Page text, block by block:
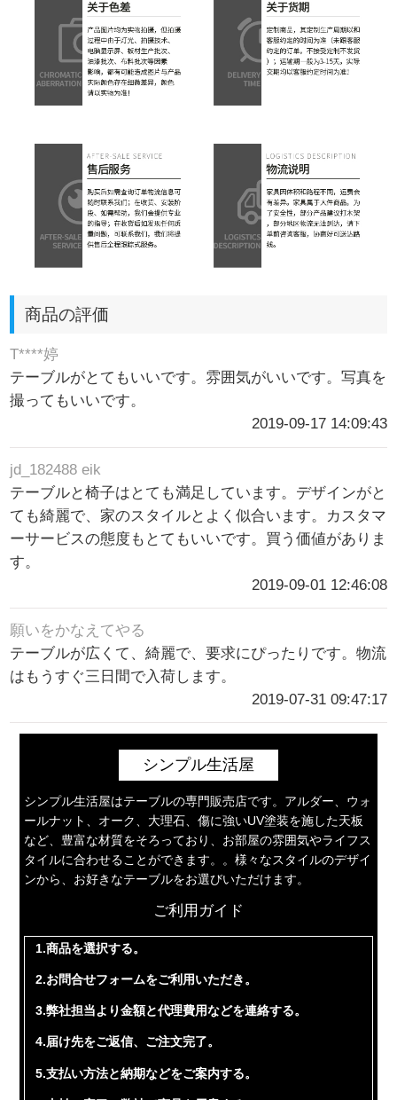
商品の評価
T****婷
テーブルがとてもいいです。雰囲気がいいです。写真を
撮ってもいいです。
2019-09-17 14:09:43
jd_182488 eik
テーブルと椅子はとても満足しています。デザインがと
ても綺麗で、家のスタイルとよく似合います。カスタマ
ーサービスの態度もとてもいいです。買う価値がありま
す。
2019-09-01 12:46:08
願いをかなえてやる
テーブルが広くて、綺麗で、要求にぴったりです。物流
はもうすぐ三日間で入荷します。
2019-07-31 09:47:17
シンプル生活屋
シンプル生活屋はテーブルの専門販売店です。アルダー、ウォ
ールナット、オーク、大理石、傷に強いUV塗装を施した天板
など、豊富な材質をそろっており、お部屋の雰囲気やライフス
タイルに合わせることができます。。様々なスタイルのデザイ
ンから、お好きなテーブルをお選びいただけます。
ご利用ガイド
1.商品を選択する。
2.お問合せフォームをご利用いただき。
3.弊社担当より金額と代理費用などを連絡する。
4.届け先をご返信、ご注文完了。
5.支払い方法と納期などをご案内する。